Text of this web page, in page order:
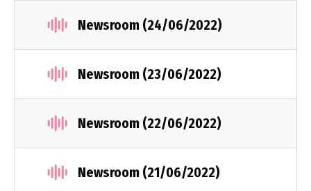
Newsroom (24/06/2022)
Newsroom (23/06/2022)
Newsroom (22/06/2022)
Newsroom (21/06/2022)